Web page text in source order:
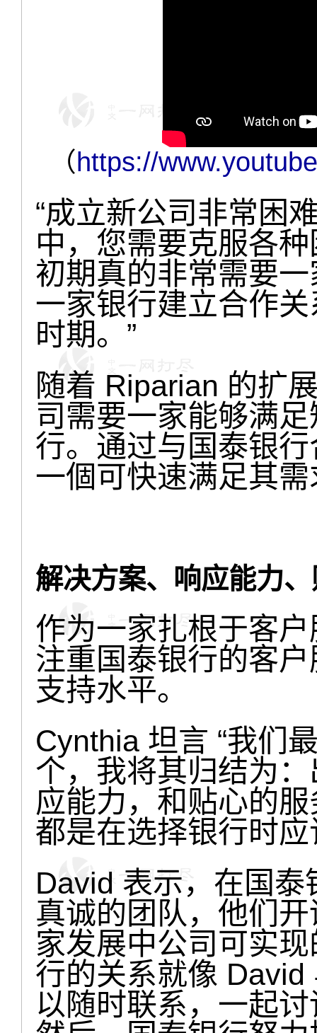
（ https://
“成立新公司非常困
中，您需要克服各
初期真的非常需要
一家银行建立合作
时期。”
随着 Riparian 的扩
司需要一家能够满
行。通过与国泰银
一個可快速满足其
解决方案、响应能力
作为一家扎根于客
注重国泰银行的客
支持水平。
Cynthia 坦言 “我们
个，我将其归结为
应能力，和贴心的
都是在选择银行时
David 表示，在国
真诚的团队，他们
家发展中公司可实
行的关系就像
以随时联系，一起